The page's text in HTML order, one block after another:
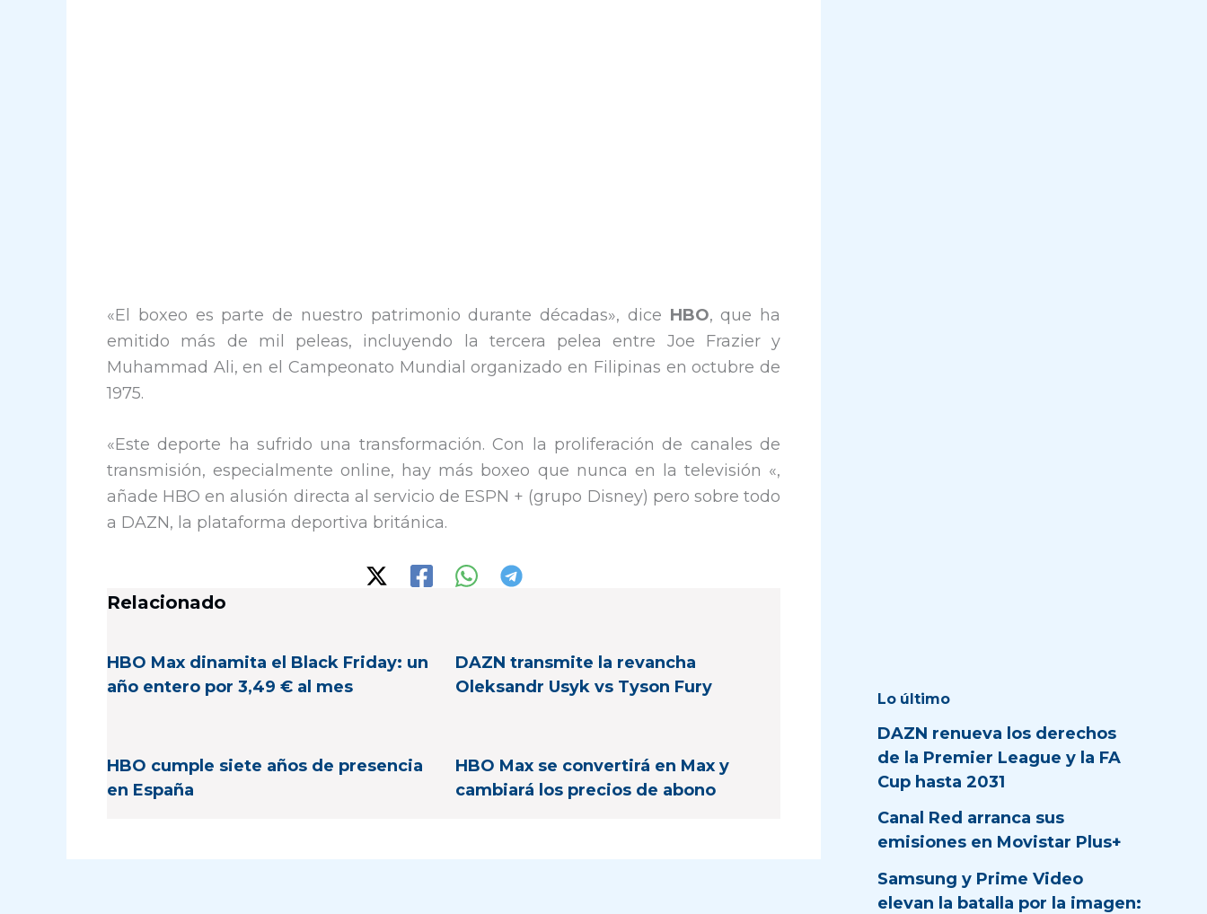
«El boxeo es parte de nuestro patrimonio durante décadas», dice HBO, que ha
emitido más de mil peleas, incluyendo la tercera pelea entre Joe Frazier y
Muhammad Ali, en el Campeonato Mundial organizado en Filipinas en octubre de
1975.
«Este deporte ha sufrido una transformación. Con la proliferación de canales de
transmisión, especialmente online, hay más boxeo que nunca en la televisión «,
añade HBO en alusión directa al servicio de ESPN + (grupo Disney) pero sobre todo
a DAZN, la plataforma deportiva británica.
Relacionado
HBO Max dinamita el Black Friday: un
año entero por 3,49 € al mes
DAZN transmite la revancha
Oleksandr Usyk vs Tyson Fury
HBO cumple siete años de presencia
en España
HBO Max se convertirá en Max y
cambiará los precios de abono
Lo último
DAZN renueva los derechos
de la Premier League y la FA
Cup hasta 2031
Canal Red arranca sus
emisiones en Movistar Plus+
Samsung y Prime Video
elevan la batalla por la imagen: